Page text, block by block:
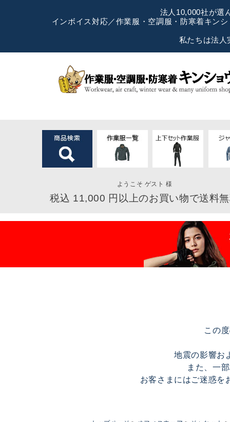
法人10,000社が選
インボイス対応／作業服・空調服・防寒着キン
私たちは法人
ようこそ ゲスト 様
税込 11,000 円以上のお買い物で送料
この
地震の影響お
また、一
お客さまにはご迷惑を